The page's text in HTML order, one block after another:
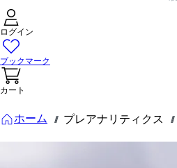
ログイン
ブックマーク
カート
ホーム /// プレアナリティクス ///